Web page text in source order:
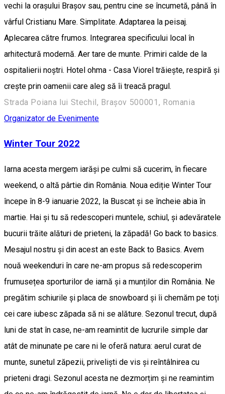
vechi la orașului Brașov sau, pentru cine se încumetă, până în
vârful Cristianu Mare. Simplitate. Adaptarea la peisaj.
Aplecarea către frumos. Integrarea specificului local în
arhitectură modernă. Aer tare de munte. Primiri calde de la
ospitalierii noștri. Hotel ohma - Casa Viorel trăiește, respiră și
crește prin oamenii care aleg să îi treacă pragul.
Strada Poiana lui Stechil, Brașov 500001, Romania
Organizator de Evenimente
Winter Tour 2022
Iarna acesta mergem iarăși pe culmi să cucerim, în fiecare
weekend, o altă pârtie din România. Noua ediție Winter Tour
începe în 8-9 ianuarie 2022, la Buscat și se încheie abia în
martie. Hai și tu să redescoperi muntele, schiul, și adevăratele
bucurii trăite alături de prieteni, la zăpadă! Go back to basics.
Mesajul nostru și din acest an este Back to Basics. Avem
nouă weekenduri în care ne-am propus să redescoperim
frumusețea sporturilor de iarnă și a munților din România. Ne
pregătim schiurile și placa de snowboard și îi chemăm pe toți
cei care iubesc zăpada să ni se alăture. Sezonul trecut, după
luni de stat în case, ne-am reamintit de lucrurile simple dar
atât de minunate pe care ni le oferă natura: aerul curat de
munte, sunetul zăpezii, priveliști de vis și reîntâlnirea cu
prieteni dragi. Sezonul acesta ne dezmorțim și ne reamintim